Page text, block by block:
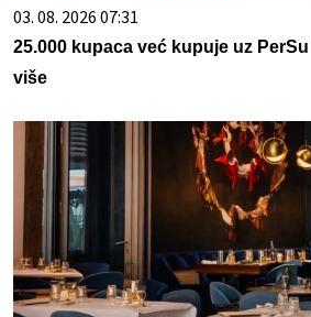
03. 08. 2026 07:31
25.000 kupaca već kupuje uz
više